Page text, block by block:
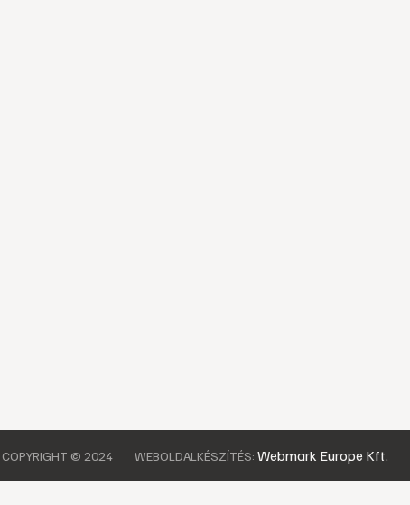
COPYRIGHT © 2024 WEBOLDALKÉSZÍTÉS: Webmark Europe Kft.